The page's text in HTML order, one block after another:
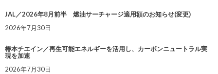
JAL／2026年8月前半 燃油サーチャージ適用額のお知らせ(変更)
2026年7月30日
椿本チエイン／再生可能エネルギーを活用し、カーボンニュートラル実
現を加速
2026年7月30日